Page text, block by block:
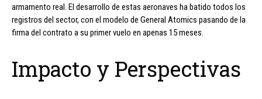
armamento real. El desarrollo de estas aeronaves ha batido todos los
registros del sector, con el modelo de General Atomics pasando de la
firma del contrato a su primer vuelo en apenas 15 meses.
Impacto y Perspectivas